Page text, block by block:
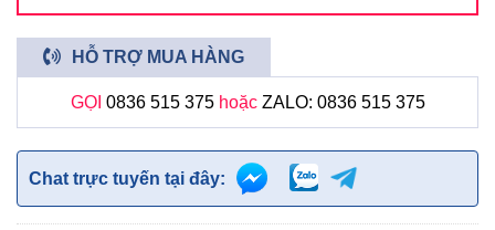
HỖ TRỢ MUA HÀNG
GỌI 0836 515 375hoặc ZALO: 0836 515 375
Chat trực tuyến tại đây: